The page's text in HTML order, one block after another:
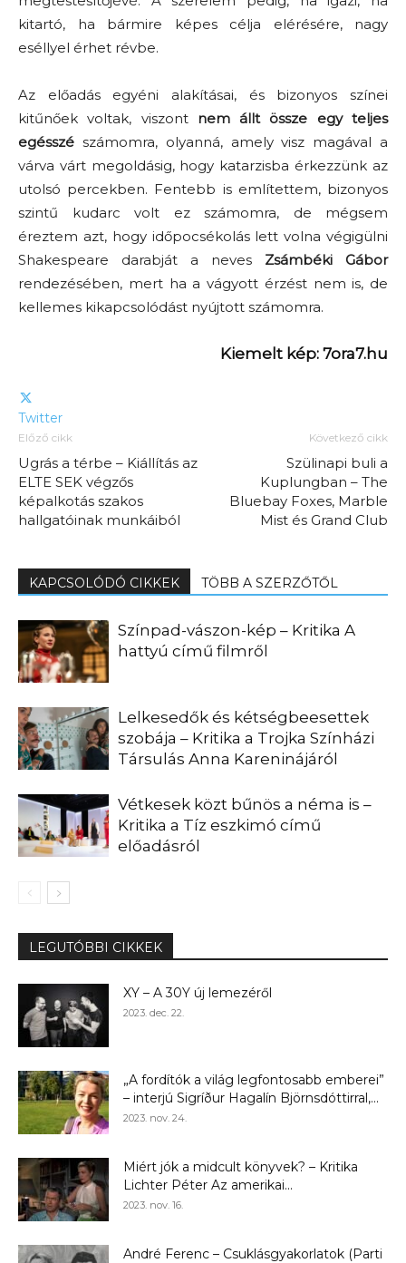
kitartó, ha bármire képes célja elérésére, nagy
eséllyel érhet révbe.
Az előadás egyéni alakításai, és bizonyos színei
kitűnőek voltak, viszont nem állt össze egy teljes
egésszé számomra, olyanná, amely visz magával a
várva várt megoldásig, hogy katarzisba érkezzünk az
utolsó percekben. Fentebb is említettem, bizonyos
szintű kudarc volt ez számomra, de mégsem
éreztem azt, hogy időpocsékolás lett volna végigülni
Shakespeare darabját a neves Zsámbéki Gábor
rendezésében, mert ha a vágyott érzést nem is, de
kellemes kikapcsolódást nyújtott számomra.
Kiemelt kép: 7ora7.hu
Twitter
Előző cikk
Ugrás a térbe – Kiállítás az
ELTE SEK végzős
képalkotás szakos
hallgatóinak munkáiból
Következő cikk
Szülinapi buli a
Kuplungban – The
Bluebay Foxes, Marble
Mist és Grand Club
KAPCSOLÓDÓ CIKKEK TÖBB A SZERZŐTŐL
Színpad-vászon-kép – Kritika A
hattyú című filmről
Lelkesedők és kétségbeesettek
szobája – Kritika a Trojka Színházi
Társulás Anna Kareninájáról
Vétkesek közt bűnös a néma is –
Kritika a Tíz eszkimó című
előadásról
LEGUTÓBBI CIKKEK
XY – A 30Y új lemezéről
2023. dec. 22.
„A fordítók a világ legfontosabb emberei”
– interjú Sigríður Hagalín Björnsdóttirral,...
2023. nov. 24.
Miért jók a midcult könyvek? – Kritika
Lichter Péter Az amerikai...
2023. nov. 16.
André Ferenc – Csuklásgyakorlatok (Parti